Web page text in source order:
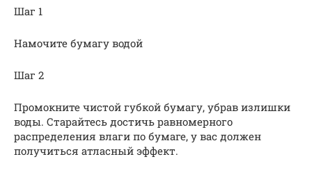
Шаг 1
Намочите бумагу водой
Шаг 2
Промокните чистой губкой бумагу, убрав излишки
воды. Старайтесь достичь равномерного
распределения влаги по бумаге, у вас должен
получиться атласный эффект.